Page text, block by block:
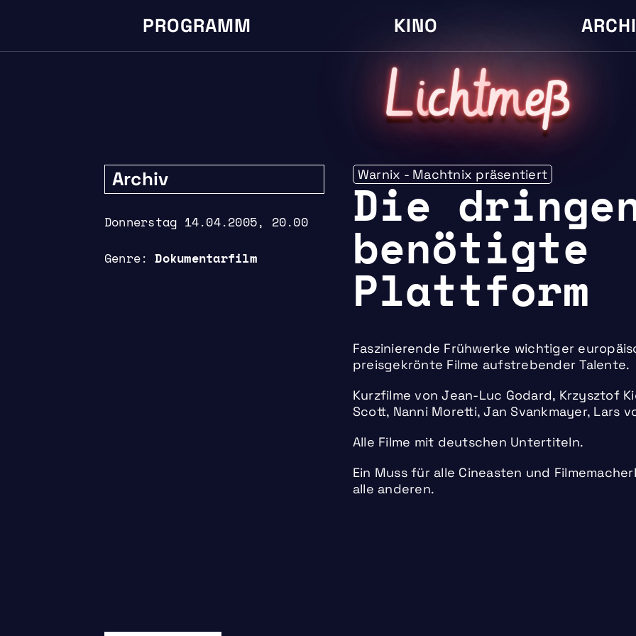
PROGRAMM KINO
Lichtmeß
Archiv
Donnerstag 14.04.2005, 20.00
Genre Dokumentarfilm
Warnix - Machtnix präsentiert
Die
benötigte
Plattform
Faszinierende Frühwerke wichtiger
preisgekrönte Filme aufstrebender Talente.
Kurzfilme von Jean-Luc Godard, Krzysztof
Scott, Nanni Moretti, Jan Svankmayer, Lars
Alle Filme mit deutschen Untertiteln.
Ein Muss für alle Cineasten und
alle anderen.